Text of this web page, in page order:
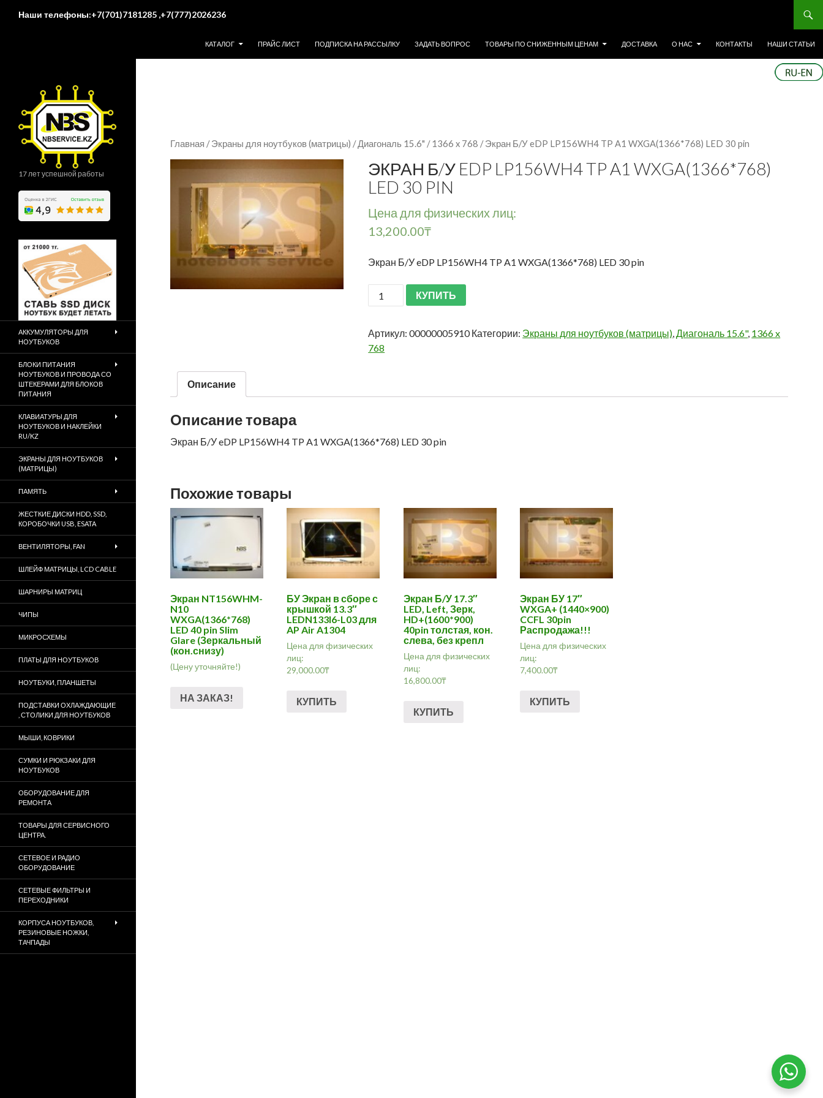
Наши телефоны:+7(701)7181285 ,+7(777)2026236
КАТАЛОГ
ПРАЙС ЛИСТ ПОДПИСКА НА РАССЫЛКУ ЗАДАТЬ ВОПРОС ТОВАРЫ ПО СНИЖЕННЫМ ЦЕНАМ ДОСТАВКА О НАС КОНТАКТЫ НАШИ СТАТЬИ
Главная /Экраны для ноутбуков (матрицы) /Диагональ 15.6" /1366 x 768 / Экран Б/У eDP LP156WH4 TP A1 WXGA(1366*768) LED 30 pin
ЭКРАН Б/У EDP LP156WH4 TP A1 WXGA(1366*768)
LED 30 PIN
Цена для физических лиц:
13,200.00₸
Экран Б/У eDP LP156WH4 TP A1 WXGA(1366*768) LED 30 pin
КУПИТЬ
Артикул:00000005910Категории: Экраны для ноутбуков (матрицы) Диагональ 15.6", 1366 x
768
Описание
Описание товара
Экран Б/У eDP LP156WH4 TP A1 WXGA(1366*768) LED 30 pin
Похожие товары
Экран NT156WHM-
N10
WXGA(1366*768)
LED 40 pin Slim
Glare (Зеркальный
(кон.снизу)
(Цену уточняйте!)
НА ЗАКАЗ!
БУ Экран в сборе с
крышкой 13.3″
LEDN133I6-L03 для
AP Air A1304
Цена для физических
лиц:
29,000.00₸
КУПИТЬ
Экран Б/У 17.3″
LED, Left, Зерк,
HD+(1600*900)
40pin толстая, кон.
слева, без крепл
Цена для физических
лиц:
16,800.00₸
КУПИТЬ
Экран БУ 17″
WXGA+ (1440×900)
CCFL 30pin
Распродажа!!!
Цена для физических
лиц:
7,400.00₸
КУПИТЬ
17 лет успешной работы
АККУМУЛЯТОРЫ ДЛЯ
НОУТБУКОВ
БЛОКИ ПИТАНИЯ
НОУТБУКОВ И ПРОВОДА СО
ШТЕКЕРАМИ ДЛЯ БЛОКОВ
ПИТАНИЯ
КЛАВИАТУРЫ ДЛЯ
НОУТБУКОВ И НАКЛЕЙКИ
RU/KZ
ЭКРАНЫ ДЛЯ НОУТБУКОВ
(МАТРИЦЫ)
ПАМЯТЬ
ЖЕСТКИЕ ДИСКИ HDD, SSD,
КОРОБОЧКИ USB, ESATA
ВЕНТИЛЯТОРЫ, FAN
ШЛЕЙФ МАТРИЦЫ, LCD CABLE
ШАРНИРЫ МАТРИЦ
ЧИПЫ
МИКРОСХЕМЫ
ПЛАТЫ ДЛЯ НОУТБУКОВ
НОУТБУКИ, ПЛАНШЕТЫ
ПОДСТАВКИ ОХЛАЖДАЮЩИЕ
, СТОЛИКИ ДЛЯ НОУТБУКОВ
МЫШИ, КОВРИКИ
СУМКИ И РЮКЗАКИ ДЛЯ
НОУТБУКОВ
ОБОРУДОВАНИЕ ДЛЯ
РЕМОНТА
ТОВАРЫ ДЛЯ СЕРВИСНОГО
ЦЕНТРА.
СЕТЕВОЕ И РАДИО
ОБОРУДОВАНИЕ
СЕТЕВЫЕ ФИЛЬТРЫ И
ПЕРЕХОДНИКИ
КОРПУСА НОУТБУКОВ,
РЕЗИНОВЫЕ НОЖКИ,
ТАЧПАДЫ